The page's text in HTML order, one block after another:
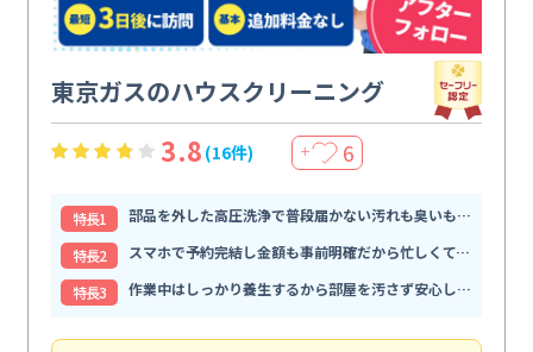
東京ガスのハウスクリーニング
3.8 (16件) ＋ 6
特⻑1
部品を外した高圧洗浄で普段届かない汚れも臭いもすっきり解消
特⻑2
スマホで予約完結し金額も事前明確だから忙しくても頼みやすい
特⻑3
作業中はしっかり養生するから部屋を汚さず安心して任せられる